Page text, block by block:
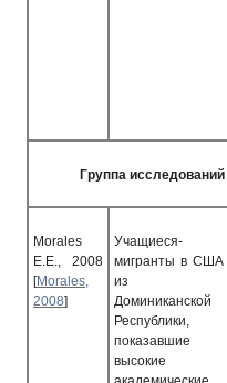
Группа исследований
Morales
Е.Е., 2008
[Morales,
2008]
Учащиеся-
мигранты в США
из
Доминиканской
Республики,
показавшие
высокие